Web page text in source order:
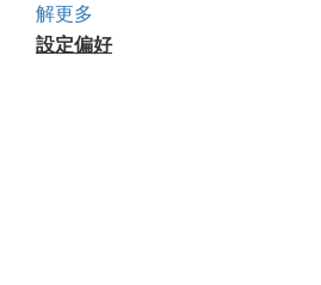
解更多
設定偏好